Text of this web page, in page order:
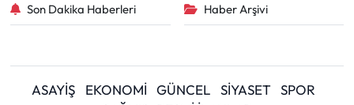
Son Dakika Haberleri Haber Arşivi
ASAYİŞ EKONOMİ GÜNCEL SİYASET
SPOR